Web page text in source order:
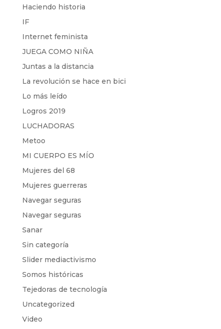
Haciendo historia
IF
Internet feminista
JUEGA COMO NIÑA
Juntas a la distancia
La revolución se hace en bici
Lo más leído
Logros 2019
LUCHADORAS
Metoo
MI CUERPO ES MÍO
Mujeres del 68
Mujeres guerreras
Navegar seguras
Navegar seguras
Sanar
Sin categoría
Slider mediactivismo
Somos históricas
Tejedoras de tecnología
Uncategorized
Video